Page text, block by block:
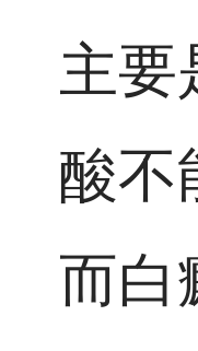
主要
酸不
而白